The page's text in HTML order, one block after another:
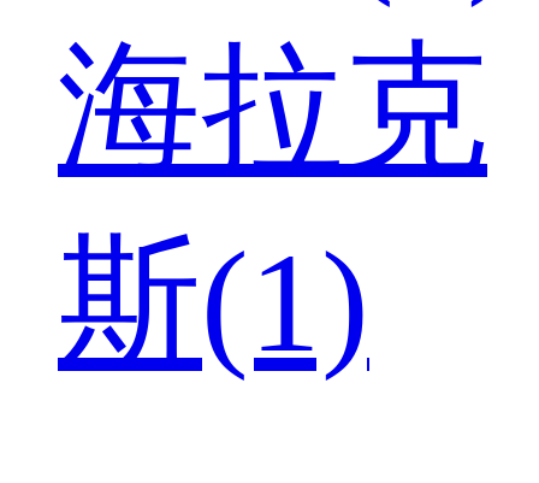
海拉克
斯(1)